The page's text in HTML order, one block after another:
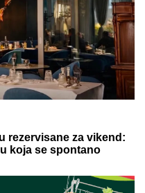
rezervisane za vikend:
koja se spontano